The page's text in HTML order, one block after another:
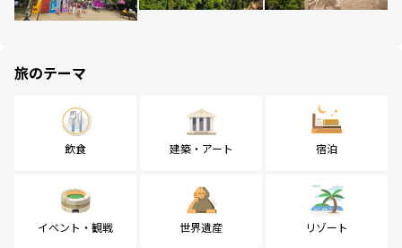
旅のテーマ
飲食 建築・アート 宿泊
イベント・観戦 世界遺産 リゾート